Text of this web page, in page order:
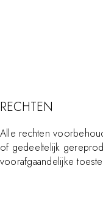
RECHTEN
Alle rechten
of gedeeltelijk
voorafgaandelijke